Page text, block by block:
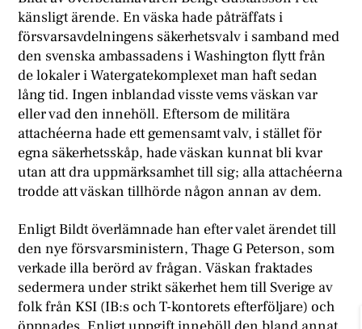
känsligt ärende. En väska hade påträffats i
försvarsavdelningens säkerhetsvalv i samband med
den svenska ambassadens i Washington flytt från
de lokaler i Watergatekomplexet man haft sedan
lång tid. Ingen inblandad visste vems väskan var
eller vad den innehöll. Eftersom de militära
attachéerna hade ett gemensamt valv, i stället för
egna säkerhetsskåp, hade väskan kunnat bli kvar
utan att dra uppmärksamhet till sig; alla attachéerna
trodde att väskan tillhörde någon annan av dem.
Enligt Bildt överlämnade han efter valet ärendet till
den nye försvarsministern, Thage G Peterson, som
verkade illa berörd av frågan. Väskan fraktades
sedermera under strikt säkerhet hem till Sverige av
folk från KSI (IB:s och T-kontorets efterföljare) och